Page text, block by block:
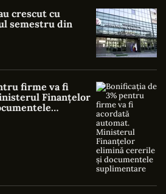
crescut cu
semestru din
firme va fi
Finanțelor